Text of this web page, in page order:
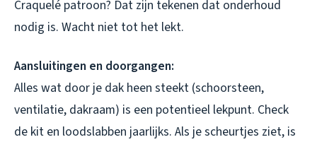
Craquelé patroon? Dat zijn tekenen dat onderhoud
nodig is. Wacht niet tot het lekt.
Aansluitingen en doorgangen:
Alles wat door je dak heen steekt (schoorsteen,
ventilatie, dakraam) is een potentieel lekpunt. Check
de kit en loodslabben jaarlijks. Als je scheurtjes ziet, is